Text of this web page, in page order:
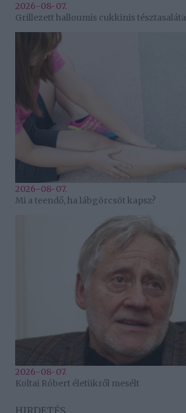
2026-08-07.
Grillezett halloumis cukkinis tésztasaláta
2026-08-07.
Mi a teendő, ha lábgörcsöt kapsz?
2026-08-07.
Koltai Róbert életükről mesélt
HIRDETÉS